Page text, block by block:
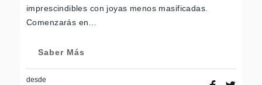
imprescindibles con joyas menos masificadas.
Comenzarás en…
Saber Más
desde